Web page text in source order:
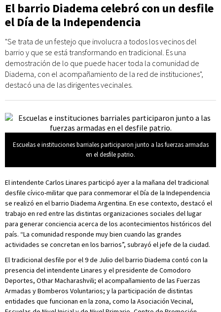
El barrio Diadema celebró con un desfile
el Día de la Independencia
"Se trata de un festejo que involucra a todos los vecinos del
barrio y que se está transformando en tradicional. Es una
demostración de lo que puede hacer toda la comunidad de
Diadema, con el acompañamiento de la red de instituciones",
destacó una de las dirigentes vecinales.
Escuelas e instituciones barriales participaron junto a las fuerzas armadas
en el desfile patrio.
El intendente Carlos Linares participó ayer a la mañana del tradicional
desfile cívico-militar que para conmemorar el Día de la Independencia
se realizó en el barrio Diadema Argentina. En ese contexto, destacó el
trabajo en red entre las distintas organizaciones sociales del lugar
para generar conciencia acerca de los acontecimientos históricos del
país. “La comunidad responde muy bien cuando las grandes
actividades se concretan en los barrios”, subrayó el jefe de la ciudad.
El tradicional desfile por el 9 de Julio del barrio Diadema contó con la
presencia del intendente Linares y el presidente de Comodoro
Deportes, Othar Macharashvili; el acompañamiento de las Fuerzas
Armadas y Bomberos Voluntarios; y la participación de distintas
entidades que funcionan en la zona, como la Asociación Vecinal,